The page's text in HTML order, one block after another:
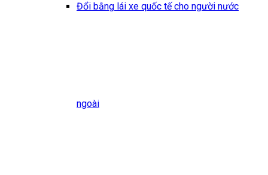
Đổi bằng lái xe quốc tế cho người nước
ngoài